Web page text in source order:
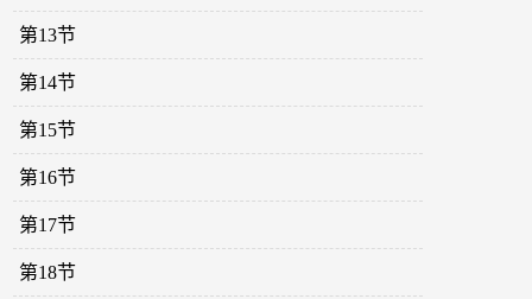
第13节
第14节
第15节
第16节
第17节
第18节